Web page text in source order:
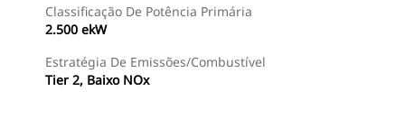
Classificação De Potência Primária
2.500 ekW
Estratégia De Emissões/Combustível
Tier 2, Baixo NOx